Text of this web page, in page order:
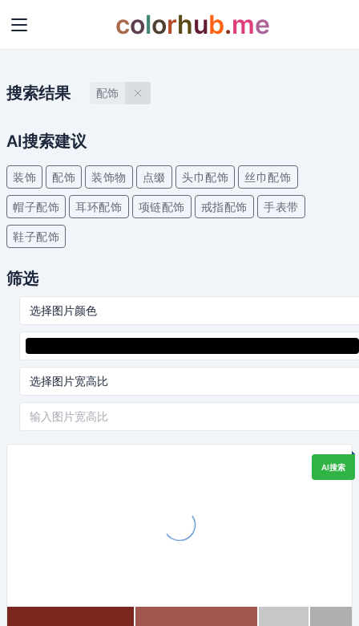
colorhub.me
搜索结果 配饰
AI搜索建议
装饰 配饰 装饰物 点缀 头巾配饰 丝巾配饰
帽子配饰 耳环配饰 项链配饰 戒指配饰 手表带
鞋子配饰
筛选
AI搜索